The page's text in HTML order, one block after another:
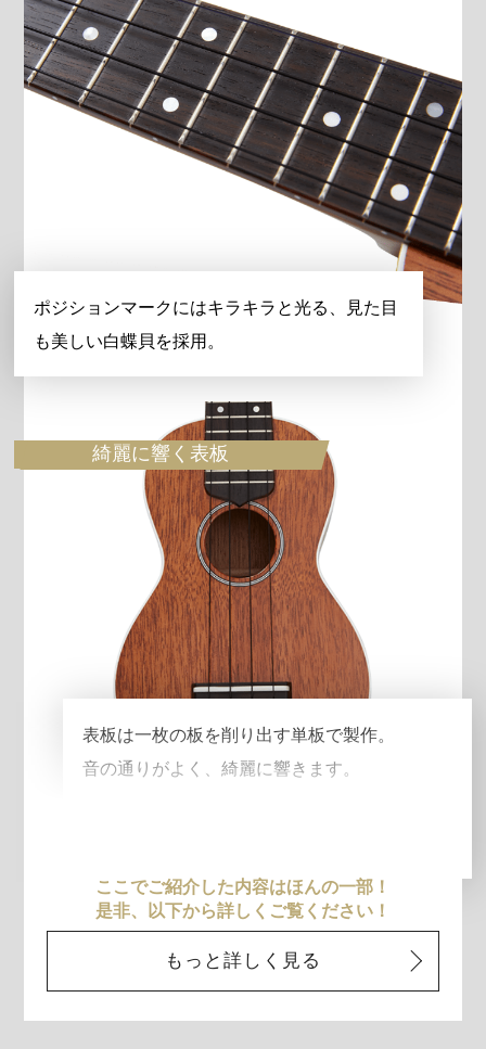
ポジションマークにはキラキラと光る、見た目
も美しい白蝶貝を採用。
綺麗に響く表板
表板は一枚の板を削り出す単板で製作。
音の通りがよく、綺麗に響きます。
ここでご紹介した内容はほんの一部！
是非、以下から詳しくご覧ください！
もっと詳しく見る